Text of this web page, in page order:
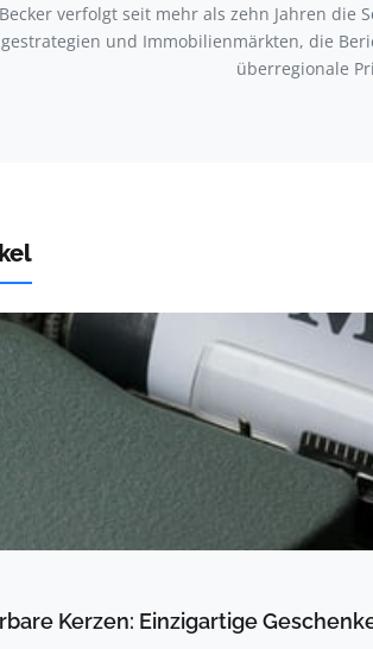
verfolgt seit mehr als zehn Jahren
und Immobilienmärkten, die
überregionale
Kerzen: Einzigartige